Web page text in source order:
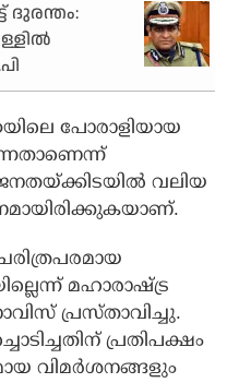
ദുരന്തം:
പോരാളിയായ
ജനതയ്ക്കിടയിൽ വലിയ
മഹാരാഷ്ട്ര
പ്രസ്താവിച്ചു.
പ്രതിപക്ഷം
വിമർശനങ്ങളും